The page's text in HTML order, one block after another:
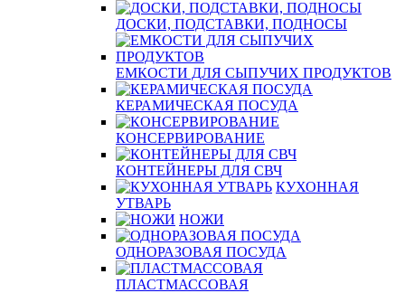
ДОСКИ, ПОДСТАВКИ, ПОДНОСЫ
ЕМКОСТИ ДЛЯ СЫПУЧИХ ПРОДУКТОВ
КЕРАМИЧЕСКАЯ ПОСУДА
КОНСЕРВИРОВАНИЕ
КОНТЕЙНЕРЫ ДЛЯ СВЧ
КУХОННАЯ
УТВАРЬ
НОЖИ
ОДНОРАЗОВАЯ ПОСУДА
ПЛАСТМАССОВАЯ